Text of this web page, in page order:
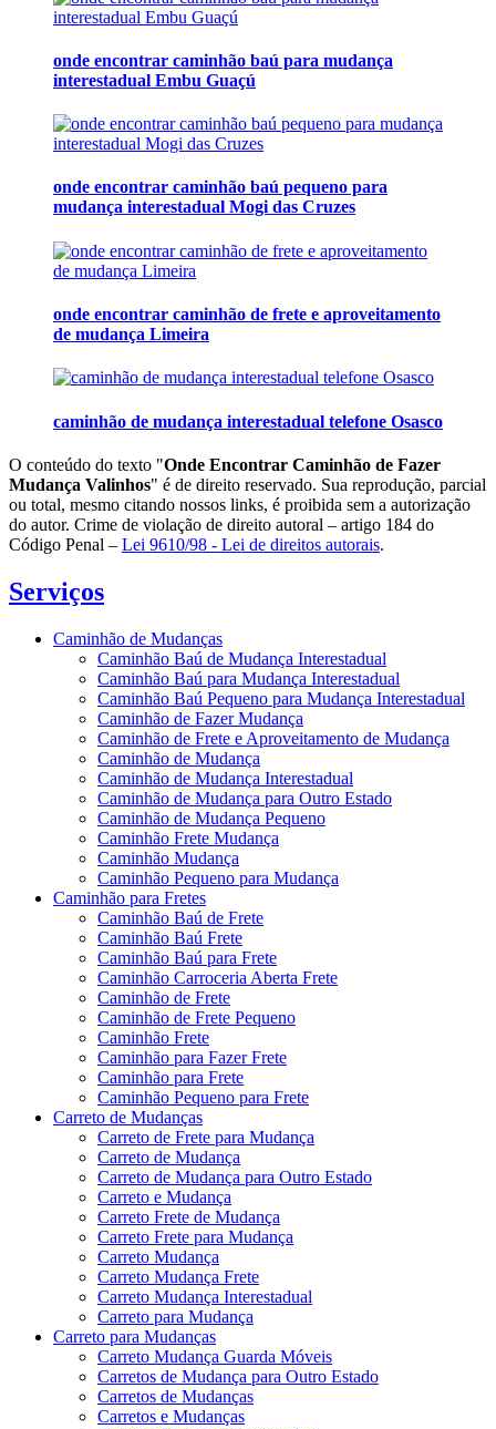
onde encontrar caminhão baú para mudança
interestadual Embu Guaçú
onde encontrar caminhão baú pequeno para
mudança interestadual Mogi das Cruzes
onde encontrar caminhão de frete e aproveitamento
de mudança Limeira
caminhão de mudança interestadual telefone Osasco
O conteúdo do texto "Onde Encontrar Caminhão de Fazer
Mudança Valinhos" é de direito reservado. Sua reprodução, parcial
ou total, mesmo citando nossos links, é proibida sem a autorização
do autor. Crime de violação de direito autoral – artigo 184 do
Código Penal – Lei 9610/98 - Lei de direitos autorais.
Serviços
Caminhão de Mudanças
Caminhão Baú de Mudança Interestadual
Caminhão Baú para Mudança Interestadual
Caminhão Baú Pequeno para Mudança Interestadual
Caminhão de Fazer Mudança
Caminhão de Frete e Aproveitamento de Mudança
Caminhão de Mudança
Caminhão de Mudança Interestadual
Caminhão de Mudança para Outro Estado
Caminhão de Mudança Pequeno
Caminhão Frete Mudança
Caminhão Mudança
Caminhão Pequeno para Mudança
Caminhão para Fretes
Caminhão Baú de Frete
Caminhão Baú Frete
Caminhão Baú para Frete
Caminhão Carroceria Aberta Frete
Caminhão de Frete
Caminhão de Frete Pequeno
Caminhão Frete
Caminhão para Fazer Frete
Caminhão para Frete
Caminhão Pequeno para Frete
Carreto de Mudanças
Carreto de Frete para Mudança
Carreto de Mudança
Carreto de Mudança para Outro Estado
Carreto e Mudança
Carreto Frete de Mudança
Carreto Frete para Mudança
Carreto Mudança
Carreto Mudança Frete
Carreto Mudança Interestadual
Carreto para Mudança
Carreto para Mudanças
Carreto Mudança Guarda Móveis
Carretos de Mudança para Outro Estado
Carretos de Mudanças
Carretos e Mudanças